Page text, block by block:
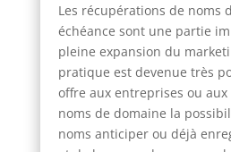
Les récupérations de noms
échéance sont une partie
pleine expansion du
pratique est devenue très
offre aux entreprises ou
noms de domaine la
noms anticiper ou déjà